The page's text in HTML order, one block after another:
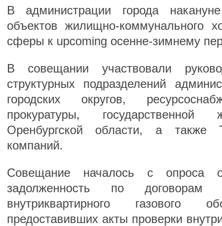
В администрации города
объектов жилищно-коммунального
сферы к upcoming осенне-зимнему
В совещании участвовали
структурных подразделений
городских округов,
прокуратуры, государственной
Оренбургской области, а
компаний.
Совещание началось с опроса
задолженность по договорам
внутриквартирного
предоставивших акты проверки